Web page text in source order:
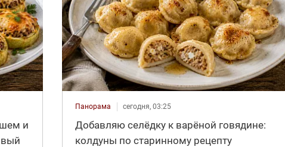
и
Панорама сегодня, 03:25
Добавляю селёдку к варёной говядине:
колдуны по старинному рецепту